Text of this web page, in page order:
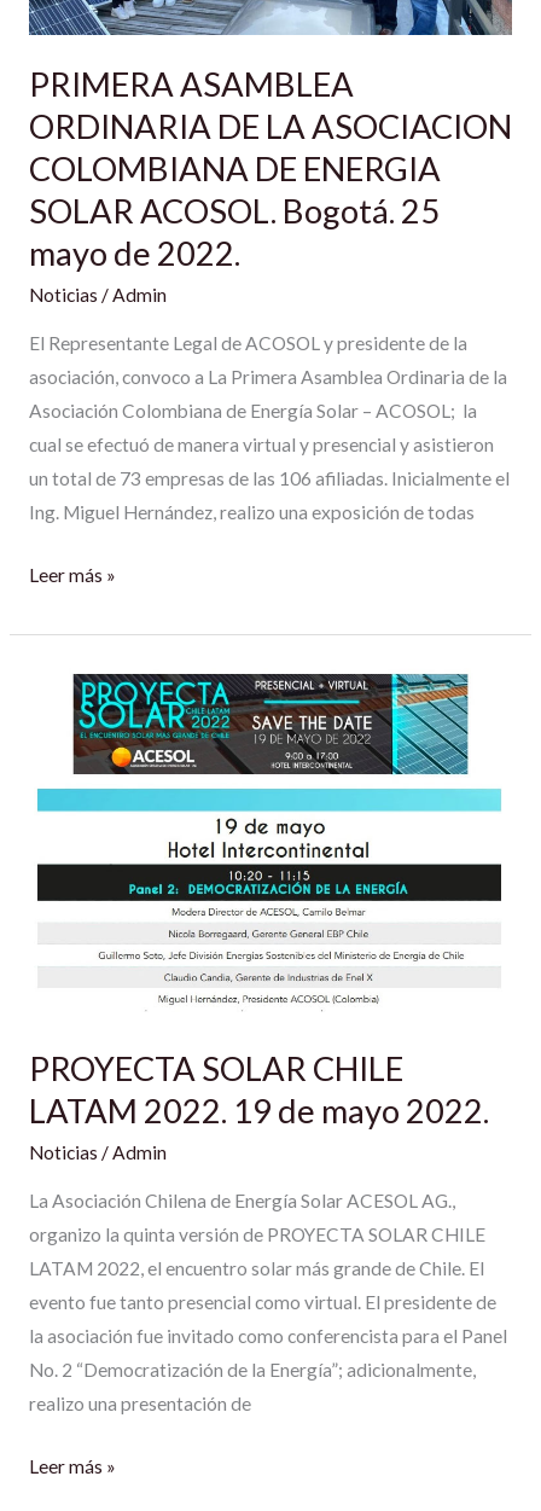
PRIMERA ASAMBLEA
ORDINARIA DE LA ASOCIACION
COLOMBIANA DE ENERGIA
SOLAR ACOSOL. Bogotá. 25
mayo de 2022.
Noticias /Admin
El Representante Legal de ACOSOL y presidente de la
asociación, convoco a La Primera Asamblea Ordinaria de la
Asociación Colombiana de Energía Solar – ACOSOL; la
cual se efectuó de manera virtual y presencial y asistieron
un total de 73 empresas de las 106 afiliadas. Inicialmente el
Ing. Miguel Hernández, realizo una exposición de todas
DE
SOLAR
ACOSOL.
25
mayo
de
2022.
Leer más »
PROYECTA SOLAR CHILE
LATAM 2022. 19 de mayo 2022.
Noticias /Admin
La Asociación Chilena de Energía Solar ACESOL AG.,
organizo la quinta versión de PROYECTA SOLAR CHILE
LATAM 2022, el encuentro solar más grande de Chile. El
evento fue tanto presencial como virtual. El presidente de
la asociación fue invitado como conferencista para el Panel
No. 2 “Democratización de la Energía”; adicionalmente,
realizo una presentación de
PROYECTA
SOLAR
CHILE
LATAM
2022.
2022.
Leer más »